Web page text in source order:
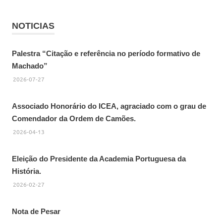
NOTICIAS
Palestra “Citação e referência no período formativo de
Machado”
2026-07-27
Associado Honorário do ICEA, agraciado com o grau de
Comendador da Ordem de Camões.
2026-04-13
Eleição do Presidente da Academia Portuguesa da
História.
2026-02-27
Nota de Pesar